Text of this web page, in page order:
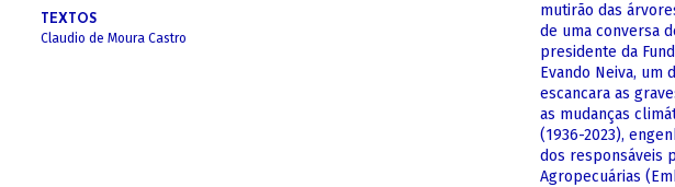
mutirão das
de uma conversa
presidente da
Evando Neiva, um
escancara as
as mudanças
(1936-2023),
dos responsáveis
Agropecuárias
TEXTOS
Claudio de Moura Castro